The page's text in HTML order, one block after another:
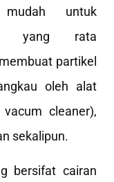
untuk
yang rata
partikel
oleh alat
cleaner),
sekalipun.
bersifat cairan